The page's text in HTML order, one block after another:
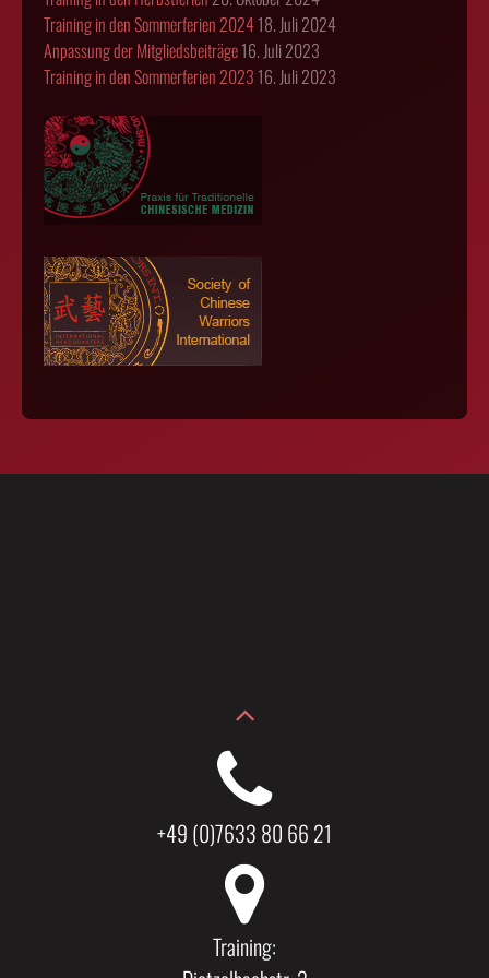
Training in den Sommerferien 202418. Juli 2024
Anpassung der Mitgliedsbeiträge16. Juli 2023
Training in den Sommerferien 2023 16. Juli 2023
+49 (0)7633 80 66 21
Training: